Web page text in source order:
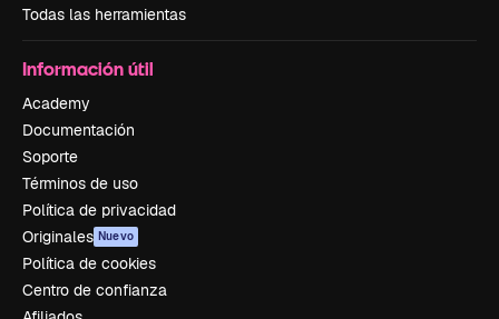
Todas las herramientas
Información útil
Academy
Documentación
Soporte
Términos de uso
Política de privacidad
Originales Nuevo
Política de cookies
Centro de confianza